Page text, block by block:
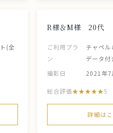
(全
R様＆M様 20代
ご利用プラ
ン
チャペル
データ付
撮影日
2021年7
総合評価 5
詳細は